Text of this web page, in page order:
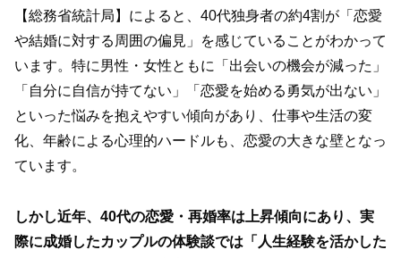
【総務省統計局】によると、40代独身者の約4割が「恋愛
や結婚に対する周囲の偏見」を感じていることがわかって
います。特に男性・女性ともに「出会いの機会が減った」
「自分に自信が持てない」「恋愛を始める勇気が出ない」
といった悩みを抱えやすい傾向があり、仕事や生活の変
化、年齢による心理的ハードルも、恋愛の大きな壁となっ
ています。
しかし近年、40代の恋愛・再婚率は上昇傾向にあり、実
際に成婚したカップルの体験談では「人生経験を活かした